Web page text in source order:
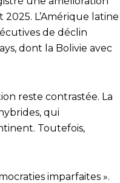
L’Amérique latine
de déclin
dont la Bolivie avec
reste contrastée. La
qui
Toutefois,
imparfaites ».